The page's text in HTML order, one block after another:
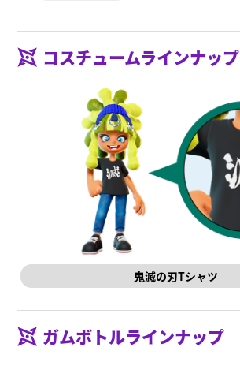
コスチュームラインナップ
鬼滅の刃Tシャツ
ガムボトルラインナップ